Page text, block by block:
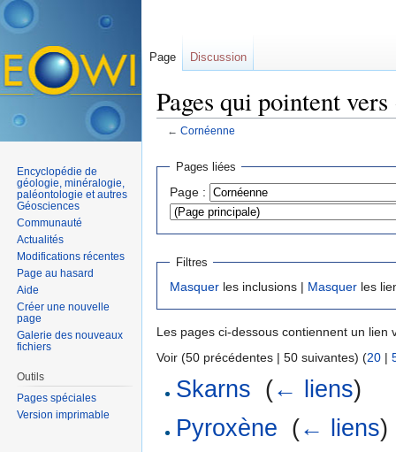
Pages qui pointent
← Cornéenne
Pages liées
Page :
Filtres
Masquer les inclusions | Masquer les
Les pages ci-dessous contiennent un lien
Voir (50 précédentes | 50 suivantes) (20 |
Skarns (← liens)
Pyroxène (← liens)
Page Discussion
Encyclopédie de
géologie, minéralogie,
paléontologie et autres
Géosciences
Communauté
Actualités
Modifications récentes
Page au hasard
Aide
Créer une nouvelle
page
Galerie des nouveaux
fichiers
Outils
Pages spéciales
Version imprimable